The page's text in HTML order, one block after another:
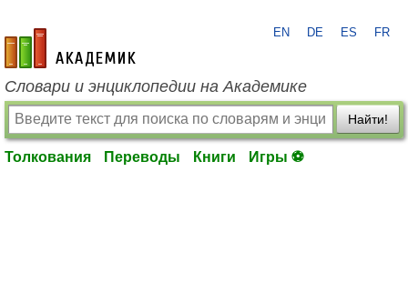
academic.ru
EN DE ES FR
Словари и энциклопедии на Академике
Найти!
Толкования Переводы Книги Игры ⚽